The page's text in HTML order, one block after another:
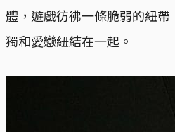
體，遊戲彷彿一條脆弱的紐
獨和愛戀紐結在一起。